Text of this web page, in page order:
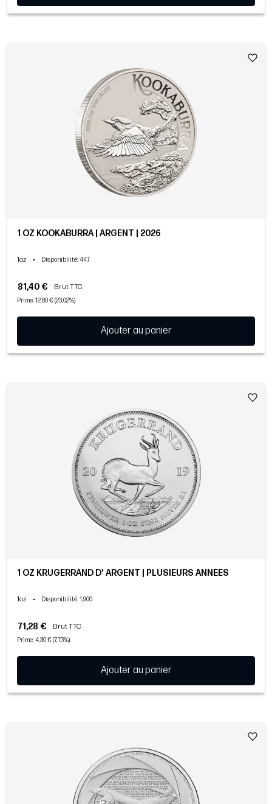
1 OZ KOOKABURRA | ARGENT | 2026
1oz • Disponibilité: 447
81,40 € Brut TTC
Prime: 12,80 € (23,02%)
Ajouter au panier
1 OZ KRUGERRAND D' ARGENT | PLUSIEURS ANNÉES
1oz • Disponibilité: 1,900
71,28 € Brut TTC
Prime: 4,30 € (7,73%)
Ajouter au panier